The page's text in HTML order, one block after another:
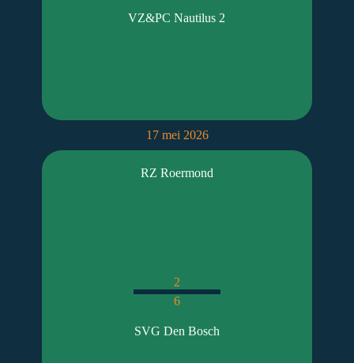
VZ&PC Nautilus 2
17 mei 2026
RZ Roermond
2
6
SVG Den Bosch